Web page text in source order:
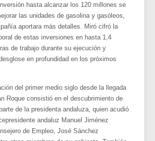
hasta alcanzar los 120 millones se
las unidades de gasolina y gasóleos,
aportara más detalles. Miró cifró la
de estas inversiones en hasta 1,4
de trabajo durante su ejecución y
en profundidad en los próximos
del primer medio siglo desde la llegada
Roque consistió en el descubrimiento de
de la presidenta andaluza, quien acudió
andaluz Manuel Jiménez
de Empleo, José Sánchez